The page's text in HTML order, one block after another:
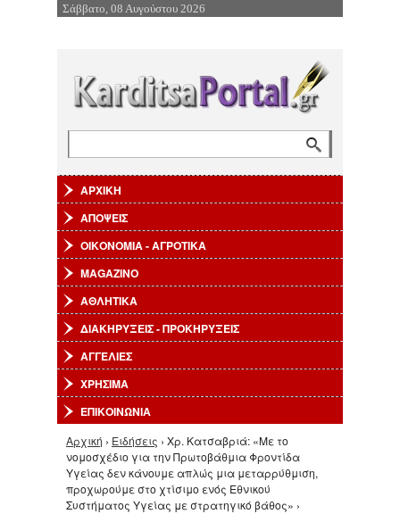
Επιστροφή στην Πλοήγηση
Σάββατο, 08 Αυγούστου 2026
ΑΡΧΙΚΗ
ΑΠΟΨΕΙΣ
ΟΙΚΟΝΟΜΙΑ - ΑΓΡΟΤΙΚΑ
MAGAZINO
ΑΘΛΗΤΙΚΑ
ΔΙΑΚΗΡΥΞΕΙΣ - ΠΡΟΚΗΡΥΞΕΙΣ
ΑΓΓΕΛΙΕΣ
ΧΡΗΣΙΜΑ
ΕΠΙΚΟΙΝΩΝΙΑ
Είστε εδώ
Αρχική › Ειδήσεις › Χρ. Κατσαβριά: «Με το
νομοσχέδιο για την Πρωτοβάθμια Φροντίδα
Υγείας δεν κάνουμε απλώς μια μεταρρύθμιση,
προχωρούμε στο χτίσιμο ενός Εθνικού
Συστήματος Υγείας με στρατηγικό βάθος» ›